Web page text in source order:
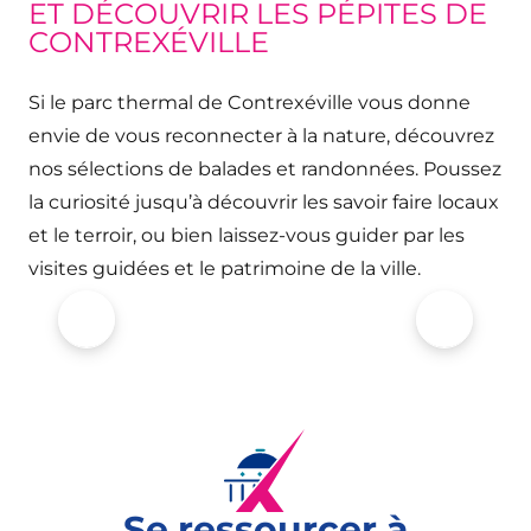
ET DÉCOUVRIR LES PÉPITES DE
CONTREXÉVILLE
Si le parc thermal de Contrexéville vous donne
envie de vous reconnecter à la nature, découvrez
nos sélections de balades et randonnées. Poussez
la curiosité jusqu’à découvrir les savoir faire locaux
et le terroir, ou bien laissez-vous guider par les
visites guidées et le patrimoine de la ville.